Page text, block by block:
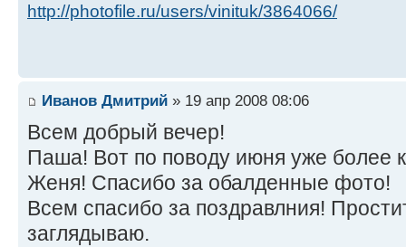
http://photofile.ru/users/vinituk/3864066/
Иванов Дмитрий » 19 апр 2008 08:06
Всем добрый вечер!
Паша! Вот по поводу июня уже более
Женя! Спасибо за обалденные фото!
Всем спасибо за поздравлния!
заглядываю.